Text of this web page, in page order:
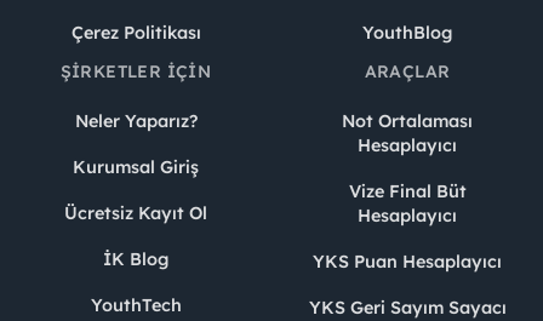
Çerez Politikası
YouthBlog
ŞIRKETLER İÇIN
Neler Yaparız?
Kurumsal Giriş
Ücretsiz Kayıt Ol
İK Blog
YouthTech
ARAÇLAR
Not Ortalaması
Hesaplayıcı
Vize Final Büt
Hesaplayıcı
YKS Puan Hesaplayıcı
YKS Geri Sayım Sayacı